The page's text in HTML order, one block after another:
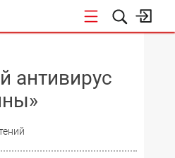
антивирус